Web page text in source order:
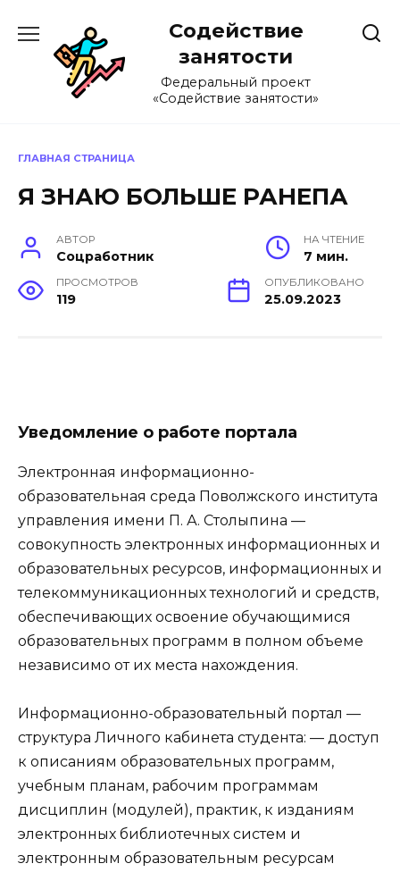
содержанию
Содействие
занятости
Федеральный проект
«Содействие занятости»
ГЛАВНАЯ СТРАНИЦА
Я ЗНАЮ БОЛЬШЕ РАНЕПА
АВТОР
Соцработник
НА ЧТЕНИЕ
7 мин.
ПРОСМОТРОВ
119
ОПУБЛИКОВАНО
25.09.2023
Уведомление о работе портала
Электронная информационно-
образовательная среда Поволжского института
управления имени П. А. Столыпина —
совокупность электронных информационных и
образовательных ресурсов, информационных и
телекоммуникационных технологий и средств,
обеспечивающих освоение обучающимися
образовательных программ в полном объеме
независимо от их места нахождения.
Информационно-образовательный портал —
структура Личного кабинета студента: — доступ
к описаниям образовательных программ,
учебным планам, рабочим программам
дисциплин (модулей), практик, к изданиям
электронных библиотечных систем и
электронным образовательным ресурсам